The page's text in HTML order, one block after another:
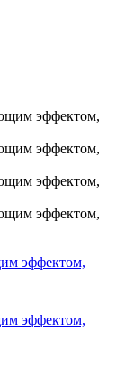
эффектом,
эффектом,